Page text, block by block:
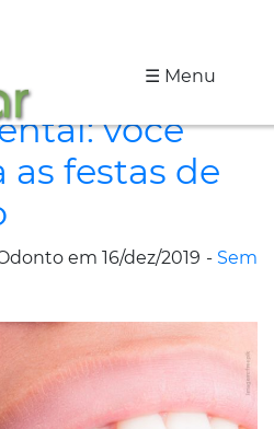
☰ Menu
você
festas de
em 16/dez/2019 - Sem